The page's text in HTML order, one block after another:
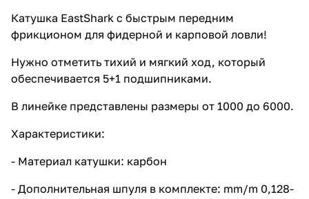
- Быстрый передний
фрикционный тормоз. - 1
подпружиненная клипса. - 5+1
подшипники. - Конструкция с
бесконечным винтом
шнура и лески на шпуле. - Long
и вылета. - Юбка-защита
в подшпульный узел. -
исключает люфты на основной
Катушка EastShark с быстрым передним
фрикционом для фидерной и карповой ловли!
Нужно отметить тихий и мягкий ход, который
обеспечивается 5+1 подшипниками.
В линейке представлены размеры от 1000 до 6000.
Характеристики:
- Материал катушки: карбон
- Дополнительная шпуля в комплекте: mm/m 0,128-